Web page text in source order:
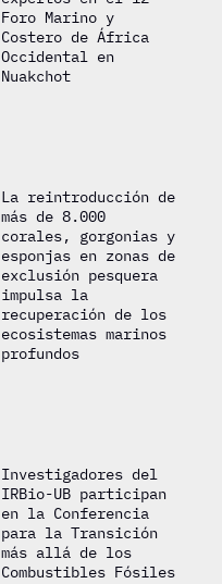
Foro Marino y
Costero de África
Occidental en
Nuakchot
La reintroducción de
más de 8.000
corales, gorgonias y
esponjas en zonas de
exclusión pesquera
impulsa la
recuperación de los
ecosistemas marinos
profundos
Investigadores del
IRBio-UB participan
en la Conferencia
para la Transición
más allá de los
Combustibles Fósiles